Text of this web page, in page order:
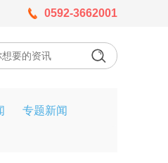
0592-3662001
专题新闻